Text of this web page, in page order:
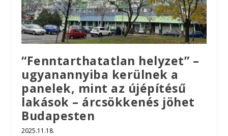
“Fenntarthatatlan helyzet” –
ugyanannyiba kerülnek a
panelek, mint az újépítésű
lakások – árcsökkenés jöhet
Budapesten
2025.11.18.